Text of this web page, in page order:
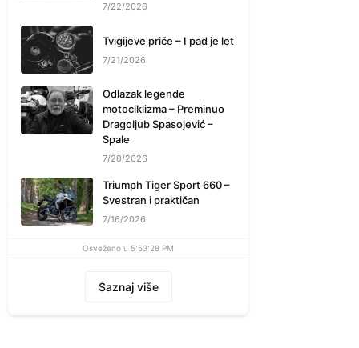
7/22/2026
Tvigijeve priče – I pad je let
7/21/2026
Odlazak legende
motociklizma – Preminuo
Dragoljub Spasojević –
Spale
7/20/2026
Triumph Tiger Sport 660 –
Svestran i praktičan
7/16/2026
Osveženo u 5:53:28 PM
Saznaj više